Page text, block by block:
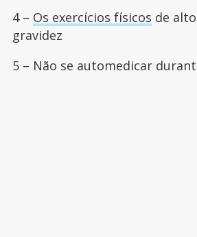
4 – Os exercícios físicos de
gravidez
5 – Não se automedicar